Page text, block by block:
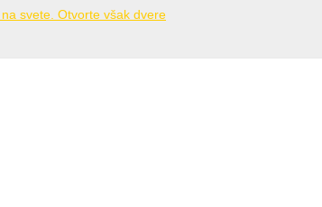
svete. Otvorte však dvere